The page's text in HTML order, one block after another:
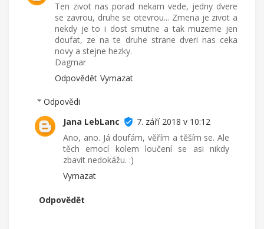
Ten zivot nas porad nekam vede, jedny dvere
se zavrou, druhe se otevrou... Zmena je zivot a
nekdy je to i dost smutne a tak muzeme jen
doufat, ze na te druhe strane dveri nas ceka
novy a stejne hezky.
Dagmar
Odpovědět Vymazat
Odpovědi
Jana LebLanc
7. září 2018 v 10:12
Ano, ano. Já doufám, věřím a těším se. Ale
těch emocí kolem loučení se asi nikdy
zbavit nedokážu. :)
Vymazat
Odpovědět